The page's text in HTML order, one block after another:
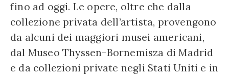
fino ad oggi. Le opere, oltre che dalla
collezione privata dell’artista, provengono
da alcuni dei maggiori musei americani,
dal Museo Thyssen-Bornemisza di Madrid
e da collezioni private negli Stati Uniti e in